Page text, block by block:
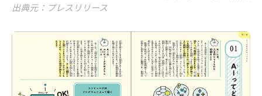
出典元：プレスリリース